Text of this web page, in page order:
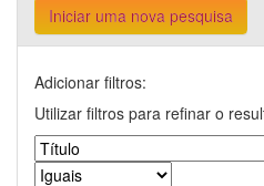
Iniciar uma nova pesquisa
Adicionar filtros:
Utilizar filtros para refinar o